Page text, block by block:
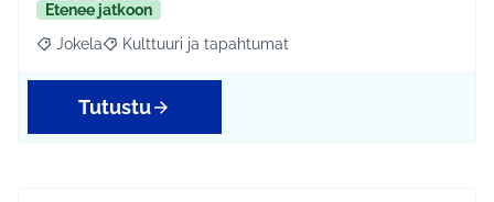
Etenee jatkoon
Rajaa tulokset aihepiirin mukaan: Jokela
Jokela Rajaa tulokset teeman mukaan: Kulttuuri ja
Kulttuuri ja tapahtumat
Tutustu